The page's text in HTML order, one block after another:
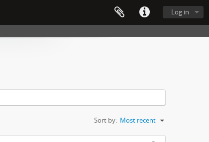
Log in
Sort by: Most recent